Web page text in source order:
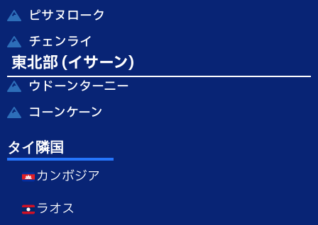
ピサヌローク
チェンライ
東北部 (イサーン)
ウドーンターニー
コーンケーン
タイ隣国
カンボジア
ラオス